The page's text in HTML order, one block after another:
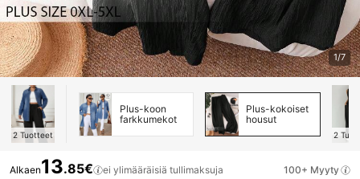
1/7
2 Tuotteet
Plus-koon
farkkumekot
Plus-kokoiset
housut
2
Alkaen13.85€ ei ylimääräisiä tullimaksuja 100+ Myyty